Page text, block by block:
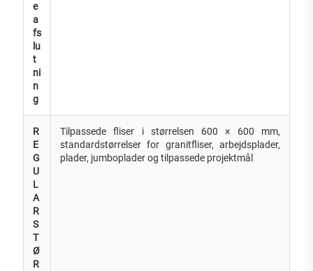
e
a
fs
lu
t
ni
n
g
R
E
G
U
L
A
R
S
T
Ø
R
Tilpassede fliser i størrelsen 600 × 600 mm,
standardstørrelser for granitfliser, arbejdsplader,
plader, jumboplader og tilpassede projektmål